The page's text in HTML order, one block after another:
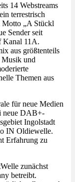
14 Webstreams
terrestrisch
Motto „A Stückl
Sender seit
Kanal 11A.
aus größtenteils
und
Themen aus
für neue Medien
neue DAB+-
Ingolstadt
IN Oldiewelle.
Erfahrung zu
zunächst
betreibt.